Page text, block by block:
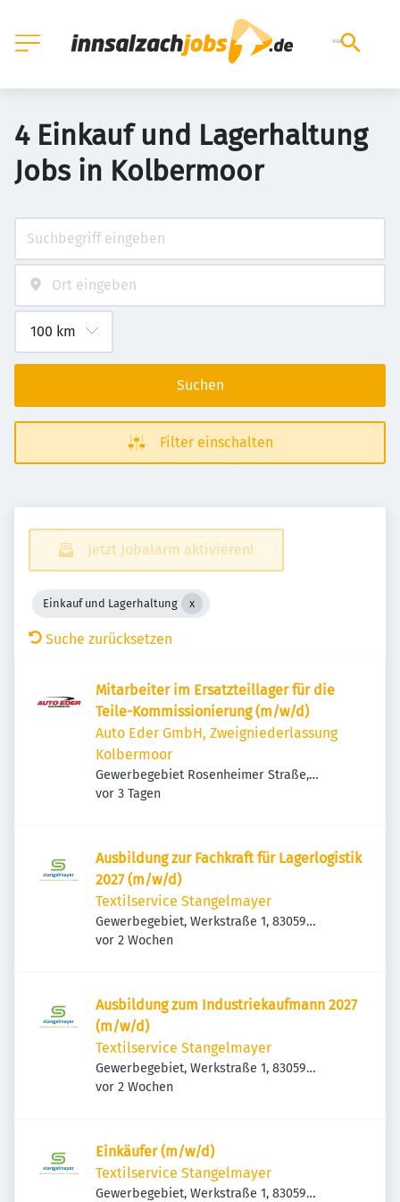
4 Einkauf und Lagerhaltung
Jobs in Kolbermoor
Suchen
Filter einschalten
Jetzt Jobalarm aktivieren!
Einkauf und Lagerhaltung
Suche zurücksetzen
Mitarbeiter im Ersatzteillager für die
Teile-Kommissionierung (m/w/d)
Auto Eder GmbH, Zweigniederlassung
Kolbermoor
Gewerbegebiet Rosenheimer Straße,
Rosenheimer Str. 59, 83059 Kolbermoor,
Veröffentlicht
vor 3 Tagen
Ausbildung zur Fachkraft für Lagerlogistik
2027 (m/w/d)
Textilservice Stangelmayer
Gewerbegebiet, Werkstraße 1, 83059
Kolbermoor, Deutschland
Veröffentlicht
vor 2 Wochen
Ausbildung zum Industriekaufmann 2027
(m/w/d)
Textilservice Stangelmayer
Gewerbegebiet, Werkstraße 1, 83059
Kolbermoor, Deutschland
Veröffentlicht
vor 2 Wochen
Einkäufer (m/w/d)
Textilservice Stangelmayer
Gewerbegebiet, Werkstraße 1, 83059